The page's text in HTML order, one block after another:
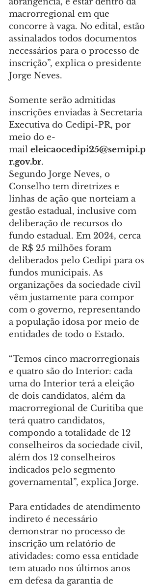
macrorregional em que
concorre à vaga. No edital, estão
assinalados todos documentos
necessários para o processo de
inscrição”, explica o presidente
Jorge Neves.
Somente serão admitidas
inscrições enviadas à Secretaria
Executiva do Cedipi-PR, por
meio do e-
mail eleicaocedipi25@semipi.p
r.gov.br.
Segundo Jorge Neves, o
Conselho tem diretrizes e
linhas de ação que norteiam a
gestão estadual, inclusive com
deliberação de recursos do
fundo estadual. Em 2024, cerca
de R$ 25 milhões foram
deliberados pelo Cedipi para os
fundos municipais. As
organizações da sociedade civil
vêm justamente para compor
com o governo, representando
a população idosa por meio de
entidades de todo o Estado.
“Temos cinco macrorregionais
e quatro são do Interior: cada
uma do Interior terá a eleição
de dois candidatos, além da
macrorregional de Curitiba que
terá quatro candidatos,
compondo a totalidade de 12
conselheiros da sociedade civil,
além dos 12 conselheiros
indicados pelo segmento
governamental”, explica Jorge.
Para entidades de atendimento
indireto é necessário
demonstrar no processo de
inscrição um relatório de
atividades: como essa entidade
tem atuado nos últimos anos
em defesa da garantia de